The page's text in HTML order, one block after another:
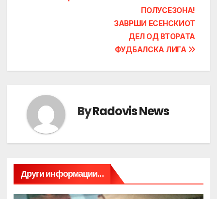
ПОЛУСЕЗОНА!
ЗАВРШИ ЕСЕНСКИОТ
ДЕЛ ОД ВТОРАТА
ФУДБАЛСКА ЛИГА
ByRadovis News
Други информации...